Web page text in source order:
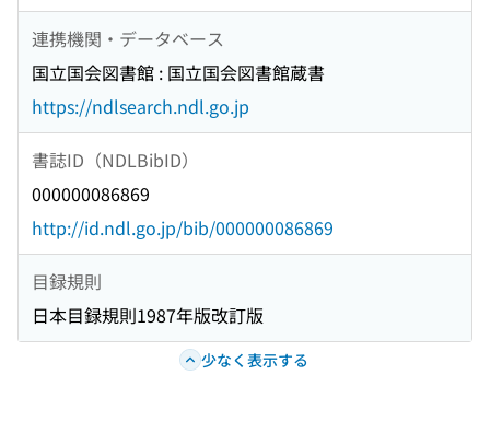
連携機関・データベース
国立国会図書館 : 国立国会図書館蔵書
https://ndlsearch.ndl.go.jp
書誌ID（NDLBibID）
000000086869
http://id.ndl.go.jp/bib/000000086869
目録規則
日本目録規則1987年版改訂版
少なく表示する